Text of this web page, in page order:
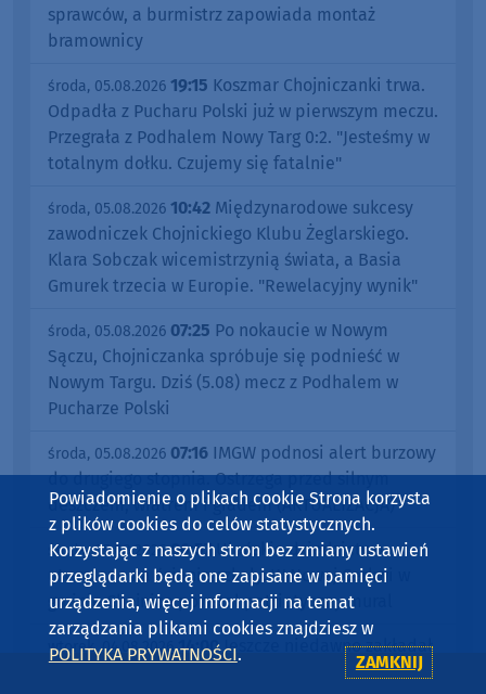
sprawców, a burmistrz zapowiada montaż
bramownicy
środa, 05.08.2026 19:15 Koszmar Chojniczanki trwa.
Odpadła z Pucharu Polski już w pierwszym meczu.
Przegrała z Podhalem Nowy Targ 0:2. "Jesteśmy w
totalnym dołku. Czujemy się fatalnie"
środa, 05.08.2026 10:42 Międzynarodowe sukcesy
zawodniczek Chojnickiego Klubu Żeglarskiego.
Klara Sobczak wicemistrzynią świata, a Basia
Gmurek trzecia w Europie. "Rewelacyjny wynik"
środa, 05.08.2026 07:25 Po nokaucie w Nowym
Sączu, Chojniczanka spróbuje się podnieść w
Nowym Targu. Dziś (5.08) mecz z Podhalem w
Pucharze Polski
środa, 05.08.2026 07:16 IMGW podnosi alert burzowy
do drugiego stopnia. Ostrzega przed silnym
deszczem, wiatrem i gradem (AKTUALIZACJA)
środa, 05.08.2026 06:57Ułańskie dziedzictwo
utrwalone na ścianie szkoły. W Nowej Cerkwi w
gminie Chojnice powstał patriotyczny mural
wtorek, 04.08.2026 14:00Jeszcze niedawno zakładał
policyjny mundur. Dziś walczy o powrót do
Powiadomienie o plikach cookie Strona korzysta
z plików cookies do celów statystycznych.
Korzystając z naszych stron bez zmiany ustawień
przeglądarki będą one zapisane w pamięci
urządzenia, więcej informacji na temat
zarządzania plikami cookies znajdziesz w
POLITYKA PRYWATNOŚCI. ZAMKNIJ